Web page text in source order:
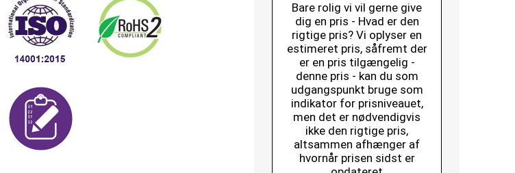
Bare rolig vi vil gerne give
dig en pris - Hvad er den
rigtige pris? Vi oplyser en
estimeret pris, såfremt der
er en pris tilgængelig -
denne pris - kan du som
udgangspunkt bruge som
indikator for prisniveauet,
men det er nødvendigvis
ikke den rigtige pris,
altsammen afhænger af
hvornår prisen sidst er